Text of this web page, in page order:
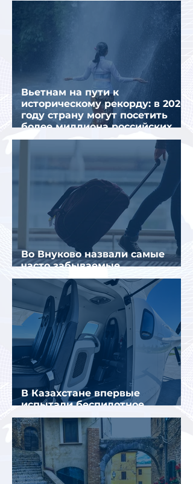
Вьетнам на пути к
историческому рекорду: в 2026
году страну могут посетить
более миллиона российских
туристов
Во Внуково назвали самые
часто забываемые
пассажирами вещи
В Казахстане впервые
испытали беспилотное
аэротакси с пассажирами